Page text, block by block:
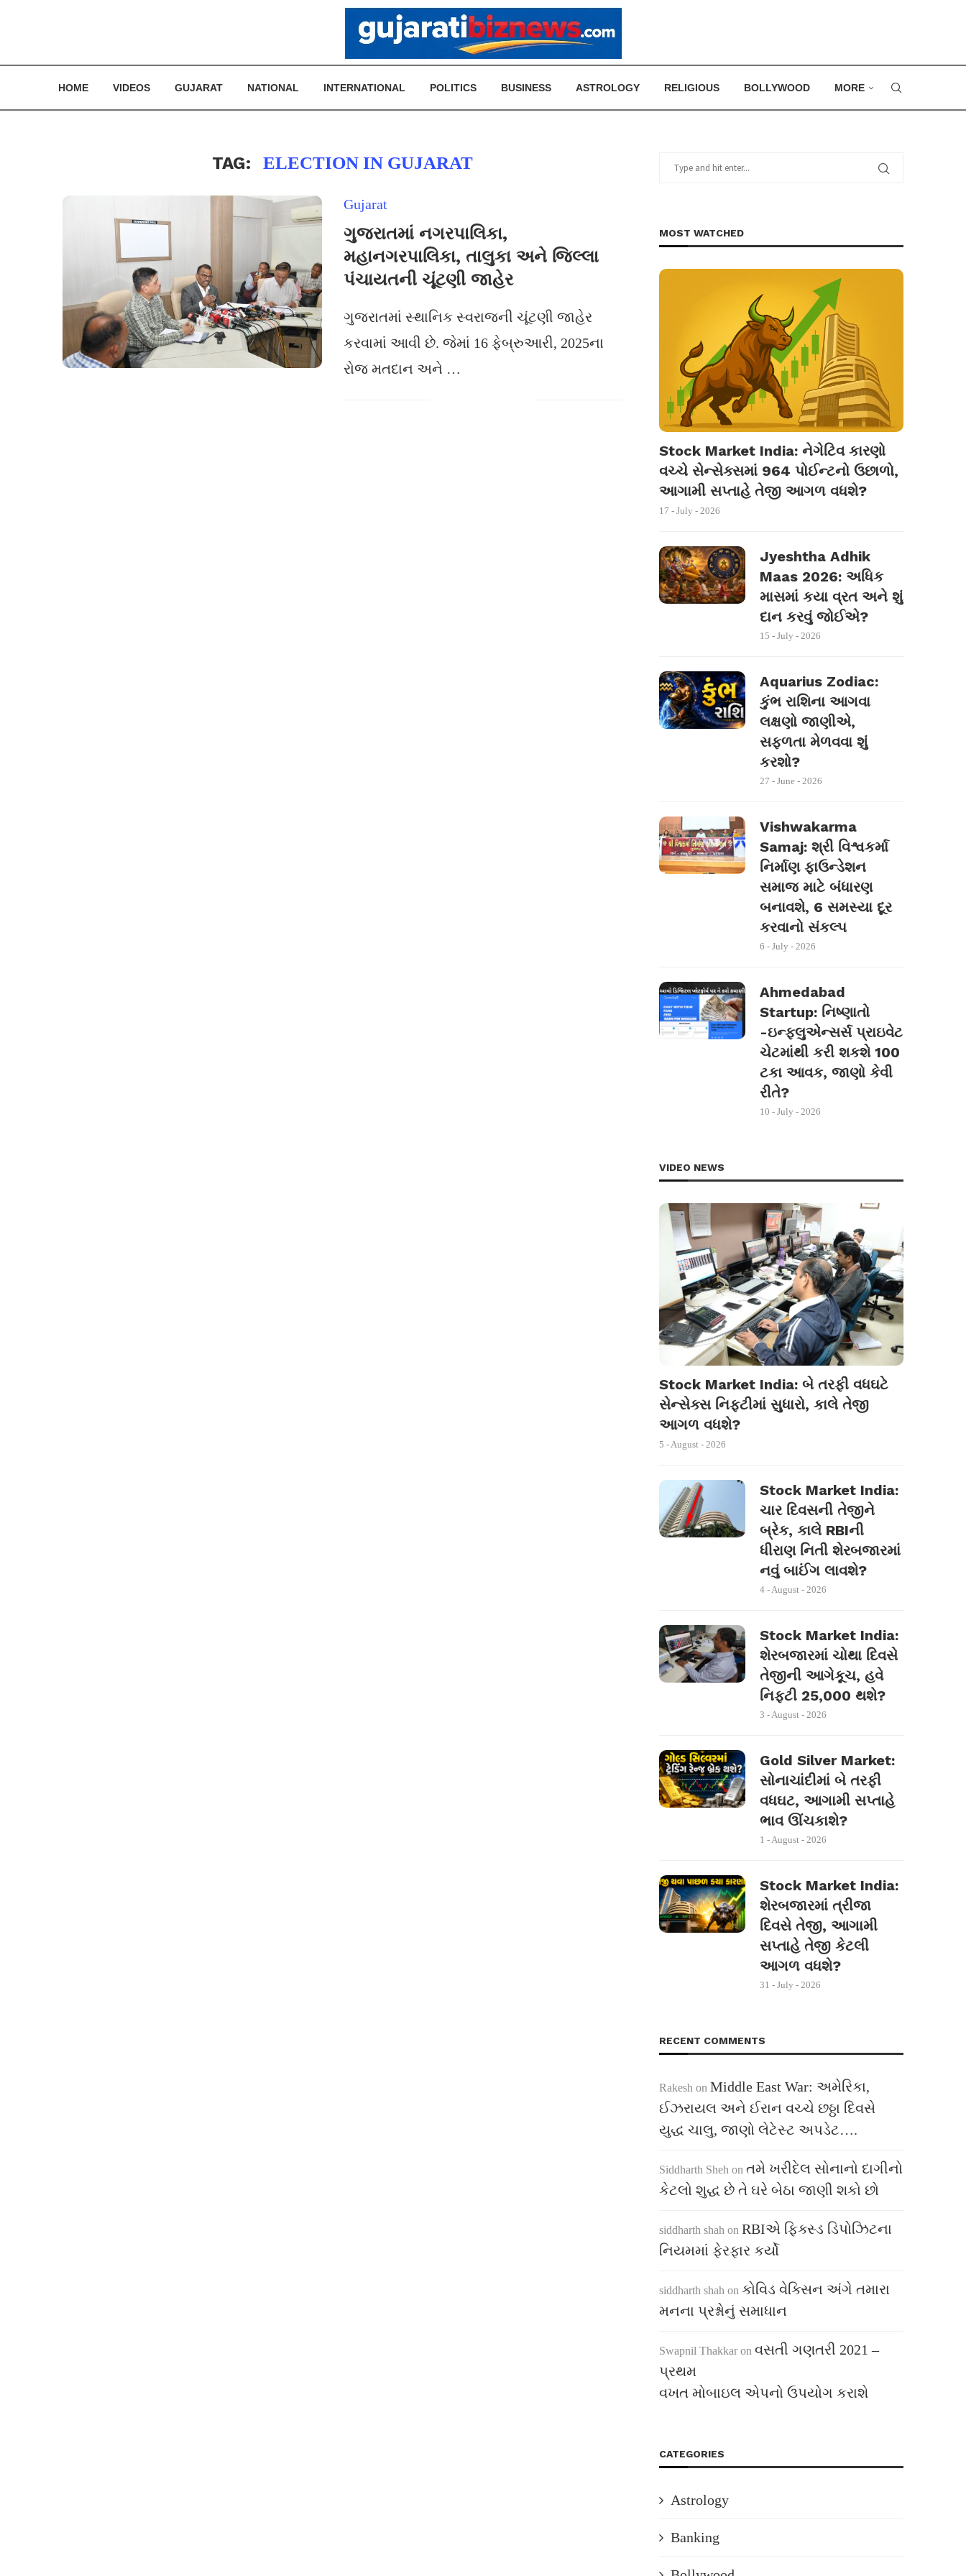
HOME VIDEOS GUJARAT NATIONAL INTERNATIONAL POLITICS BUSINESS ASTROLOGY RELIGIOUS BOLLYWOOD MORE
TAG: ELECTION IN GUJARAT
Gujarat
ગુજરાતમાં નગરપાલિકા,
મહાનગરપાલિકા, તાલુકા અને જિલ્લા
પંચાયતની ચૂંટણી જાહેર
ગુજરાતમાં સ્થાનિક સ્વરાજની ચૂંટણી જાહેર
કરવામાં આવી છે. જેમાં 16 ફેબ્રુઆરી, 2025ના
રોજ મતદાન અને …
MOST WATCHED
Stock Market India: નેગેટિવ કારણો
વચ્ચે સેન્સેક્સમાં 964 પોઈન્ટનો ઉછાળો,
આગામી સપ્તાહે તેજી આગળ વધશે?
17 - July - 2026
Jyeshtha Adhik
Maas 2026: અધિક
માસમાં કયા વ્રત અને શું
દાન કરવું જોઈએ?
15 - July - 2026
Aquarius Zodiac:
કુંભ રાશિના આગવા
લક્ષણો જાણીએ,
સફળતા મેળવવા શું
કરશો?
27 - June - 2026
Vishwakarma
Samaj: શ્રી વિશ્વકર્મા
નિર્માણ ફાઉન્ડેશન
સમાજ માટે બંધારણ
બનાવશે, 6 સમસ્યા દૂર
કરવાનો સંકલ્પ
6 - July - 2026
Ahmedabad
Startup: નિષ્ણાતો
-ઇન્ફ્લુએન્સર્સ પ્રાઇવેટ
ચેટમાંથી કરી શકશે 100
ટકા આવક, જાણો કેવી
રીતે?
10 - July - 2026
VIDEO NEWS
Stock Market India: બે તરફી વધઘટે
સેન્સેક્સ નિફ્ટીમાં સુધારો, કાલે તેજી
આગળ વધશે?
5 - August - 2026
Stock Market India:
ચાર દિવસની તેજીને
બ્રેક, કાલે RBIની
ધીરાણ નિતી શેરબજારમાં
નવું બાઈંગ લાવશે?
4 - August - 2026
Stock Market India:
શેરબજારમાં ચોથા દિવસે
તેજીની આગેકૂચ, હવે
નિફ્ટી 25,000 થશે?
3 - August - 2026
Gold Silver Market:
સોનાચાંદીમાં બે તરફી
વધઘટ, આગામી સપ્તાહે
ભાવ ઊંચકાશે?
1 - August - 2026
Stock Market India:
શેરબજારમાં ત્રીજા
દિવસે તેજી, આગામી
સપ્તાહે તેજી કેટલી
આગળ વધશે?
31 - July - 2026
RECENT COMMENTS
Rakesh on Middle East War: અમેરિકા,
ઈઝરાયલ અને ઈરાન વચ્ચે છઠ્ઠા દિવસે
યુદ્ધ ચાલુ, જાણો લેટેસ્ટ અપડેટ….
Siddharth Sheh on તમે ખરીદેલ સોનાનો દાગીનો
કેટલો શુદ્ધ છે તે ઘરે બેઠા જાણી શકો છો
siddharth shah on RBIએ ફિક્સ્ડ ડિપોઝિટના
નિયમમાં ફેરફાર કર્યો
siddharth shah on કોવિડ વેક્સિન અંગે તમારા
મનના પ્રશ્નોનું સમાધાન
Swapnil Thakkar on વસતી ગણતરી 2021 –
પ્રથમ
વખત મોબાઇલ એપનો ઉપયોગ કરાશે
CATEGORIES
Astrology
Banking